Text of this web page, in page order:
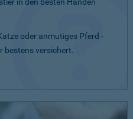
oder anmutiges Pferd -
bestens versichert.